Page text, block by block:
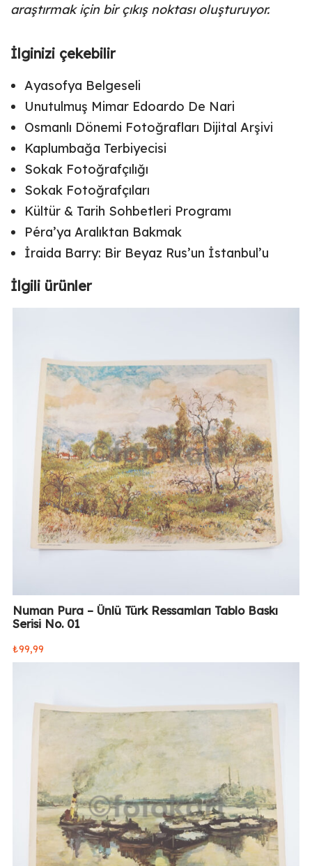
araştırmak için bir çıkış noktası oluşturuyor.
İlginizi çekebilir
Ayasofya Belgeseli
Unutulmuş Mimar Edoardo De Nari
Osmanlı Dönemi Fotoğrafları Dijital Arşivi
Kaplumbağa Terbiyecisi
Sokak Fotoğrafçılığı
Sokak Fotoğrafçıları
Kültür & Tarih Sohbetleri Programı
Péra’ya Aralıktan Bakmak
İraida Barry: Bir Beyaz Rus’un İstanbul’u
İlgili ürünler
Numan Pura – Ünlü Türk Ressamları Tablo Baskı
Serisi No. 01
₺99,99